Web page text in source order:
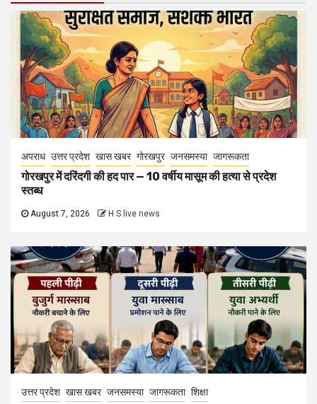
अपराध उत्तर प्रदेश खास खबर गोरखपुर जनसमस्या जागरूकता
गोरखपुर में दरिंदगी की हद पार — 10 वर्षीय मासूम की हत्या से प्रदेश
स्तब्ध
August 7, 2026 H S live news
उत्तर प्रदेश खास खबर जनसमस्या जागरूकता शिक्षा